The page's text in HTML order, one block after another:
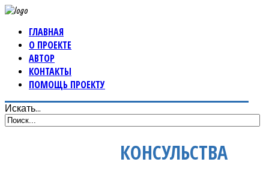
ГЛАВНАЯ
О ПРОЕКТЕ
АВТОР
КОНТАКТЫ
ПОМОЩЬ ПРОЕКТУ
Искать...
КОНСУЛЬСТВА